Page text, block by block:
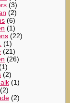
(3)
(2)
(6)
(1)
(22)
(1)
(21)
(26)
(2)
(1)
(2)
(2)